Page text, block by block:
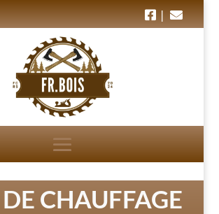
|
CHAUFFAGE